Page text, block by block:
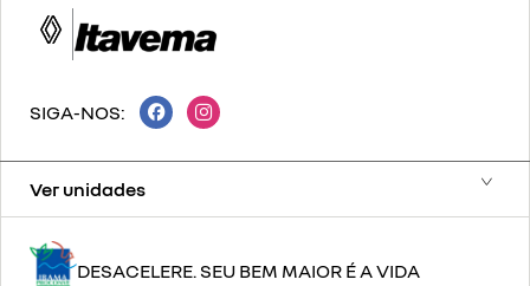
Ver unidades
SIGA-NOS:
DESACELERE. SEU BEM MAIOR É A VIDA